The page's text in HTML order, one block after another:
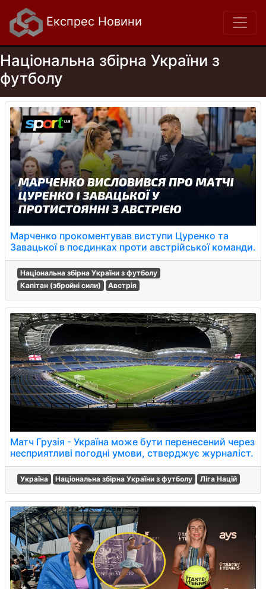
Експрес Новини
Національна збірна України з
футболу
Марченко прокоментував виступи Цуренко та
Завацької в поєдинках проти австрійської команди.
Національна збірна України з футболу
Капітан (збройні сили)
Австрія
Матч Грузія - Україна може бути перенесений через
несприятливі погодні умови, стверджує журналіст.
Україна Національна збірна України з футболу Ліга Націй